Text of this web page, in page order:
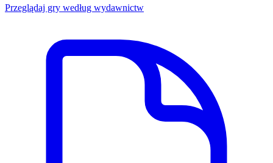
Przeglądaj gry według wydawnictw